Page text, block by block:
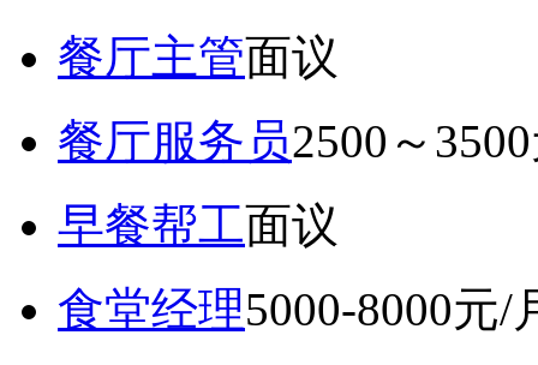
餐厅主管面议
餐厅服务员2500～
早餐帮工面议
食堂经理5000-8000元/